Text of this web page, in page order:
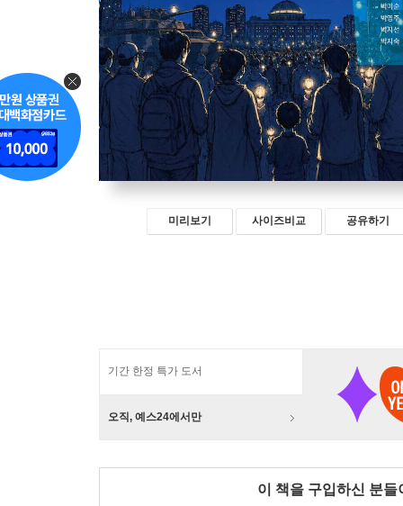
미리보기 사이즈비교 공유하기
기간 한정 특가 도서
오직, 예스24에서만
이 책을 구입하신 분